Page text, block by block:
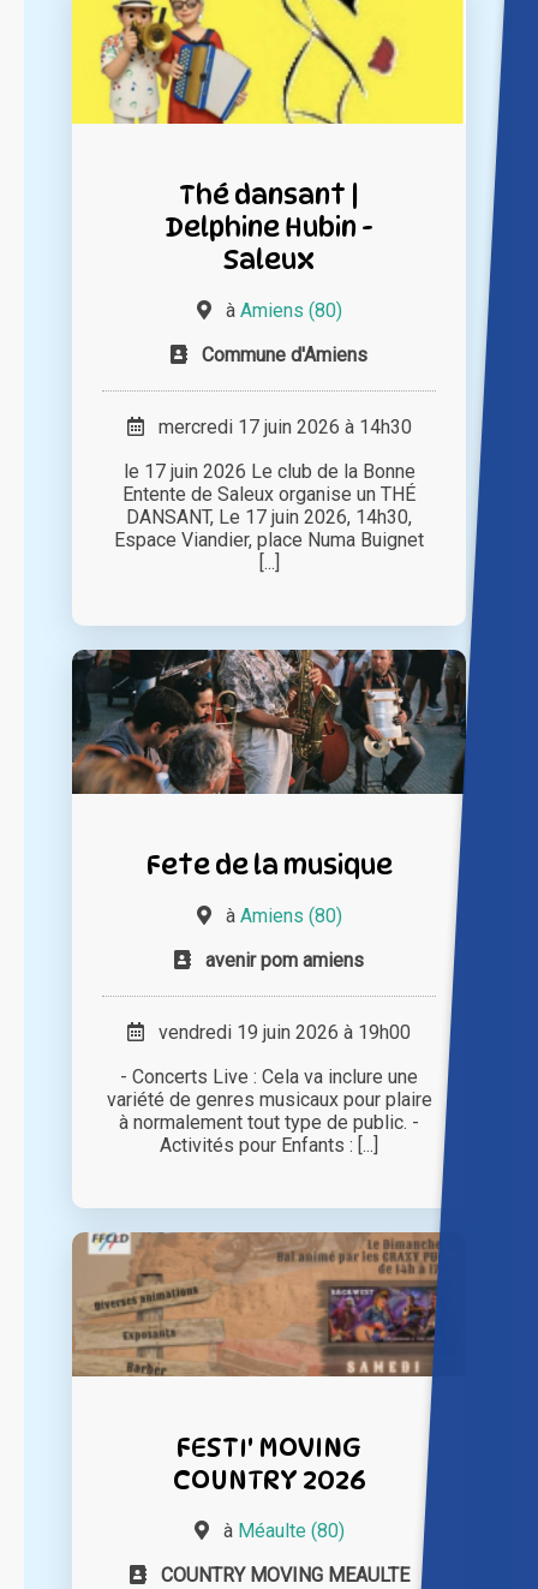
Thé dansant |
Delphine Hubin -
Saleux
à Amiens (80)
Commune d'Amiens
mercredi 17 juin 2026 à 14h30
le 17 juin 2026 Le club de la Bonne
Entente de Saleux organise un THÉ
DANSANT, Le 17 juin 2026, 14h30,
Espace Viandier, place Numa Buignet
[...]
Fete de la musique
à Amiens (80)
avenir pom amiens
vendredi 19 juin 2026 à 19h00
- Concerts Live : Cela va inclure une
variété de genres musicaux pour plaire
à normalement tout type de public. -
Activités pour Enfants : [...]
FESTI' MOVING
COUNTRY 2026
à Méaulte (80)
COUNTRY MOVING MEAULTE